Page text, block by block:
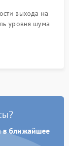
выхода на
уровня шума
и корректного
оттайки.
в ближайшее